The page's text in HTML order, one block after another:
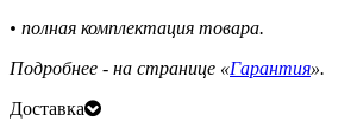
• полная комплектация товара.
Подробнее - на странице «Гарантия».
Доставка